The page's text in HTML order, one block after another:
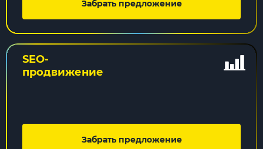
Забрать предложение
SEO-
продвижение
Забрать предложение